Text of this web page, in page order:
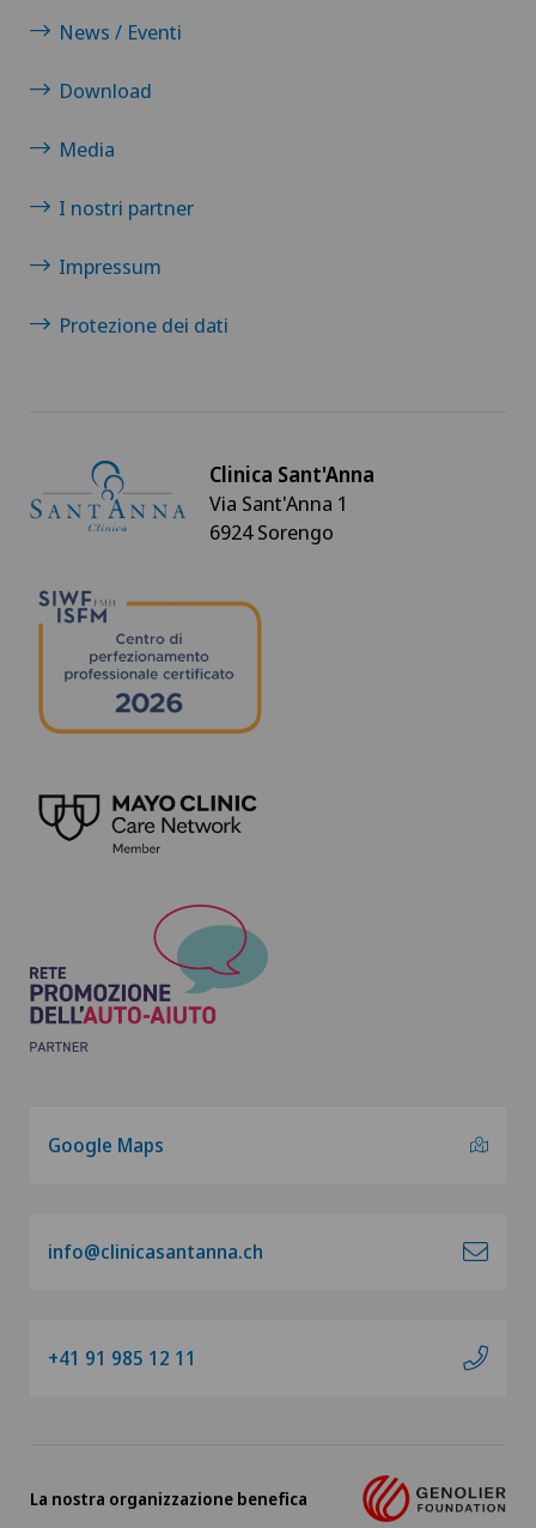
News / Eventi
Download
Media
I nostri partner
Impressum
Protezione dei dati
Clinica Sant'Anna
Via Sant'Anna 1
6924 Sorengo
Google Maps
info@clinicasantanna.ch
+41 91 985 12 11
La nostra organizzazione benefica